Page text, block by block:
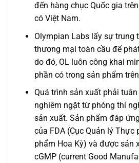
đến hàng chục Quốc gia
có Việt Nam.
Olympian Labs lấy sự trung
thương mại toàn cầu để
do đó, OL luôn công khai
phần có trong sản phẩm
Quá trình sản xuất phải
nghiêm ngặt từ phòng thí
sản xuất. Sản phẩm đáp
của FDA (Cục Quản lý Thực
phẩm Hoa Kỳ) và được sản
cGMP (current Good